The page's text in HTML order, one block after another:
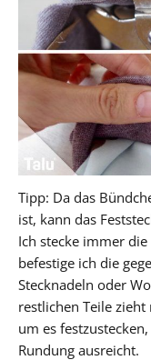
Tipp: Da das
ist, kann das
Ich stecke immer
befestige ich die
Stecknadeln oder
restlichen Teile
um es
Rundung ausreicht.